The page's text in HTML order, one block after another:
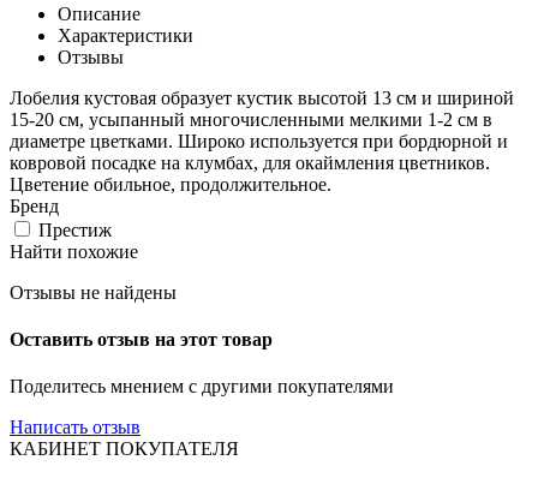
Описание
Характеристики
Отзывы
Лобелия кустовая образует кустик высотой 13 см и шириной
15-20 см, усыпанный многочисленными мелкими 1-2 см в
диаметре цветками. Широко используется при бордюрной и
ковровой посадке на клумбах, для окаймления цветников.
Цветение обильное, продолжительное.
Бренд
Престиж
Найти похожие
Отзывы не найдены
Оставить отзыв на этот товар
Поделитесь мнением с другими покупателями
Написать отзыв
КАБИНЕТ ПОКУПАТЕЛЯ